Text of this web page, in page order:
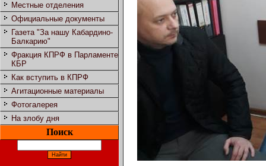
Местные отделения
Официальные документы
Газета "За нашу Кабардино-
Балкарию"
Фракция КПРФ в Парламенте
КБР
Как вступить в КПРФ
Агитационные материалы
Фотогалерея
На злобу дня
Поиск